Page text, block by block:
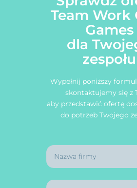
Team Work
Games
dla
zespołu
Wypełnij poniższy
skontaktujemy się z
aby przedstawić ofertę
do potrzeb Twojego